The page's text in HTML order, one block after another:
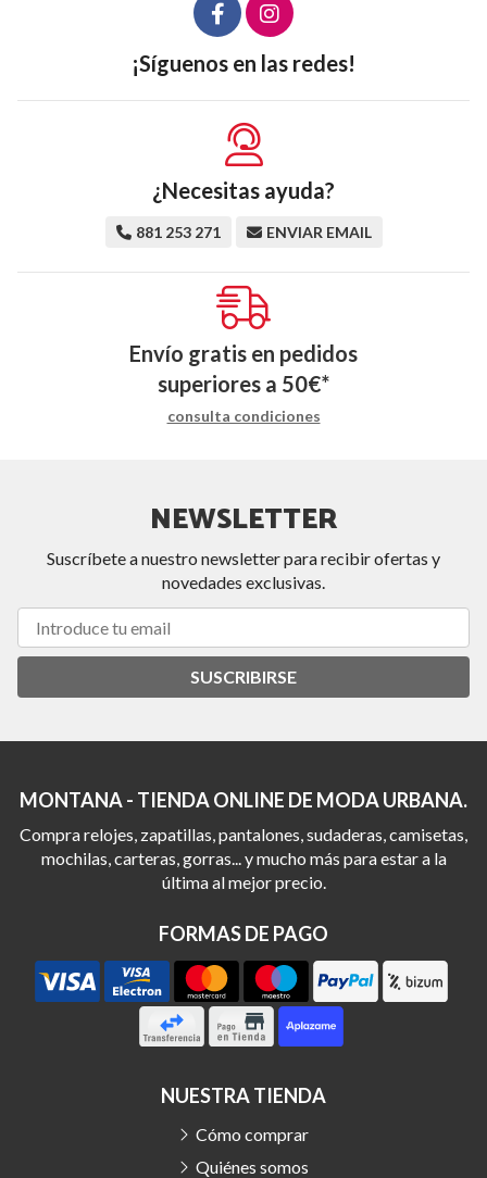
¡Síguenos en las redes!
¿Necesitas ayuda?
881 253 271 ENVIAR EMAIL
Envío gratis en pedidos
superiores a 50€*
consulta condiciones
NEWSLETTER
Suscríbete a nuestro newsletter para recibir ofertas y
novedades exclusivas.
SUSCRIBIRSE
MONTANA - TIENDA ONLINE DE MODA URBANA.
Compra relojes, zapatillas, pantalones, sudaderas, camisetas,
mochilas, carteras, gorras... y mucho más para estar a la
última al mejor precio.
FORMAS DE PAGO
NUESTRA TIENDA
Cómo comprar
Quiénes somos